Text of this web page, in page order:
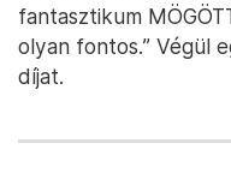
fantasztikum
olyan fontos.” Végül
díjat.